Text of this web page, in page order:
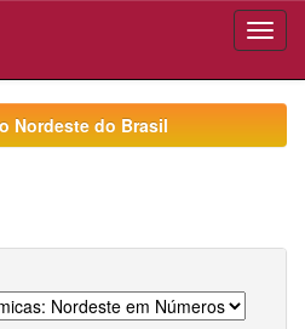
Nordeste do Brasil